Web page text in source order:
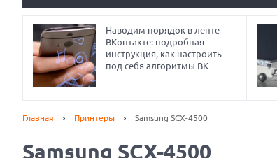
Наводим порядок в ленте
ВКонтакте: подробная
инструкция, как настроить
под себя алгоритмы ВК
Главная Принтеры Samsung SCX-4500
Samsung SCX-4500